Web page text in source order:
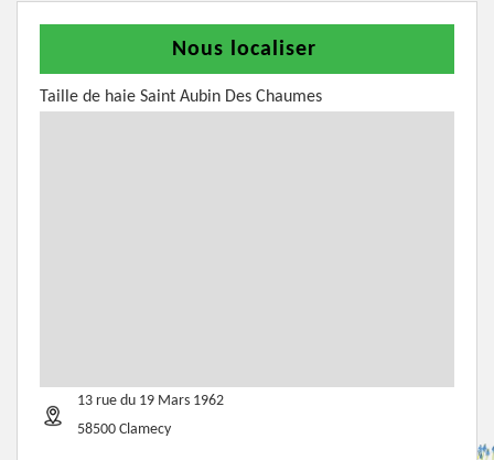
Nous localiser
Taille de haie Saint Aubin Des Chaumes
13 rue du 19 Mars 1962
58500 Clamecy